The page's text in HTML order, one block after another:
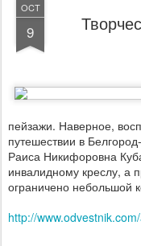
OCT
9
пейзажи. Наверное,
путешествии в
Раиса Никифоровна
инвалидному креслу, а
ограничено небольшой
http://